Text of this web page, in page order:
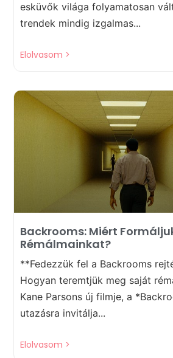
esküvők világa folyamatosan
trendek mindig izgalmas...
Elolvasom >
Backrooms: Miért
Rémálmainkat?
**Fedezzük fel a Backrooms
Hogyan teremtjük meg saját
Kane Parsons új filmje, a
utazásra invitálja...
Elolvasom >